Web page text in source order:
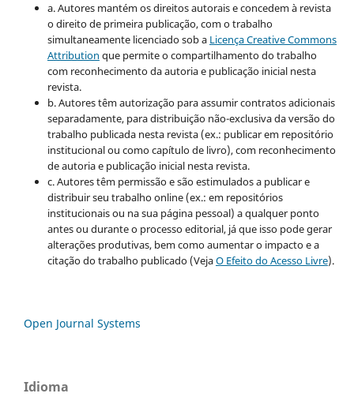
a. Autores mantém os direitos autorais e concedem à revista
o direito de primeira publicação, com o trabalho
simultaneamente licenciado sob a Licença Creative Commons
Attribution que permite o compartilhamento do trabalho
com reconhecimento da autoria e publicação inicial nesta
revista.
b. Autores têm autorização para assumir contratos adicionais
separadamente, para distribuição não-exclusiva da versão do
trabalho publicada nesta revista (ex.: publicar em repositório
institucional ou como capítulo de livro), com reconhecimento
de autoria e publicação inicial nesta revista.
c. Autores têm permissão e são estimulados a publicar e
distribuir seu trabalho online (ex.: em repositórios
institucionais ou na sua página pessoal) a qualquer ponto
antes ou durante o processo editorial, já que isso pode gerar
alterações produtivas, bem como aumentar o impacto e a
citação do trabalho publicado (VejaO Efeito do Acesso Livre).
Open Journal Systems
Idioma